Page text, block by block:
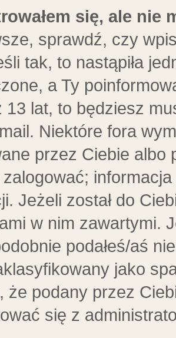
się, ale nie
sprawdź, czy
tak, to nastąpiła
a Ty
13 lat, to będziesz
Niektóre fora
przez Ciebie albo
zalogować;
Jeżeli został do
w nim zawartymi.
podałeś/aś
jako
że podany przez
się z